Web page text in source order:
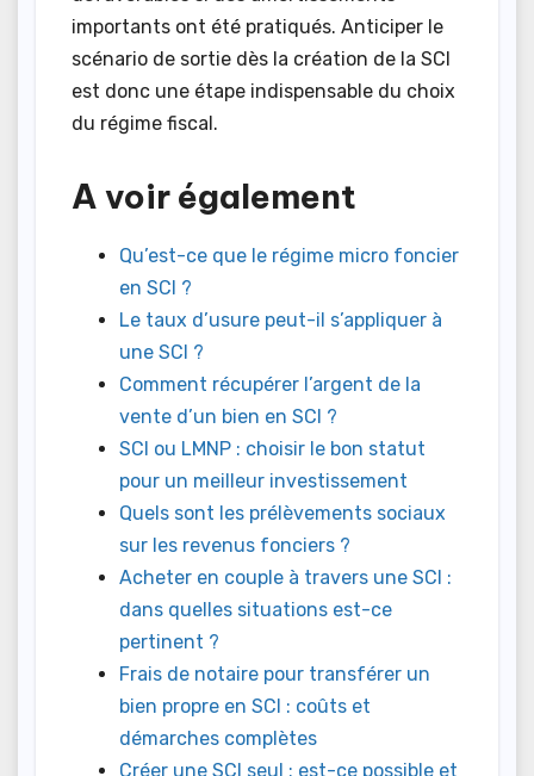
importants ont été pratiqués. Anticiper le
scénario de sortie dès la création de la SCI
est donc une étape indispensable du choix
du régime fiscal.
A voir également
Qu’est-ce que le régime micro foncier
en SCI ?
Le taux d’usure peut-il s’appliquer à
une SCI ?
Comment récupérer l’argent de la
vente d’un bien en SCI ?
SCI ou LMNP : choisir le bon statut
pour un meilleur investissement
Quels sont les prélèvements sociaux
sur les revenus fonciers ?
Acheter en couple à travers une SCI :
dans quelles situations est-ce
pertinent ?
Frais de notaire pour transférer un
bien propre en SCI : coûts et
démarches complètes
Créer une SCI seul : est-ce possible et